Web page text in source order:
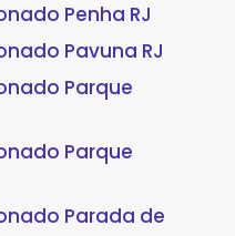
Penha RJ
Pavuna RJ
Parque
Parque
Parada de